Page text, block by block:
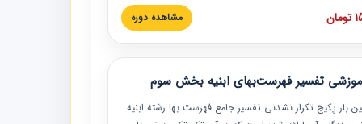
و به همراه تصاویر عملیات اجرایی مرتبط با ردیف های
بها ارائه شده است. این دوره با کلام مهندس
مدیر پروژه مهندسی مشاور در امر بازنگری فهرست
حال فعالیت هستند حتما توصیه می کنیم از مطالب این
نمایند.
مشاهده دوره
تفسیر فهرست‌بهای ابنیه بخش سوم
بار پکیج تکرار نشدنی تفسیر جامع فهرست بها رشته ابنیه